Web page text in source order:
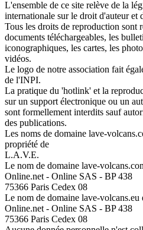
L'ensemble de ce site relève de la
internationale sur le droit d'auteur et
Tous les droits de reproduction sont
documents téléchargeables, les
iconographiques, les cartes, les
vidéos.
Le logo de notre association fait
de l'INPI.
La pratique du 'hotlink' et la
sur un support électronique ou un
sont formellement interdits sauf
des publications.
Les noms de domaine lave-
propriété de
L.A.V.E.
Le nom de domaine lave-
Online.net - Online SAS - BP 438
75366 Paris Cedex 08
Le nom de domaine lave-volcans.eu
Online.net - Online SAS - BP 438
75366 Paris Cedex 08